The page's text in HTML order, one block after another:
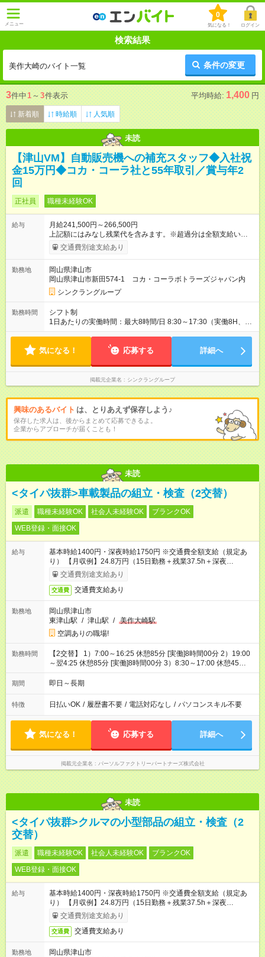
メニュー
0
気になる！ ログイン
検索結果
美作大崎のバイト一覧 条件の変更
3件中1 ～ 3件表示 平均時給: 1,400 円
新着順 時給順 人気順
未読
【津山VM】自動販売機への補充スタッフ◆入社祝
金15万円◆コカ・コーラ社と55年取引／賞与年2
回
正社員 職種未経験OK
給与
月給241,500円～266,500円
上記額にはみなし残業代を含みます。※超過分は全額支給いたし
ます。 みなし残業代 40,000円／月 みなし残業時間 30.5時間／
採用時と同じです。 給与：月給 221,500円 ～ 221,500円 上記額
にはみなし残業代を含みます。※超過分は全額支給いたします。
みなし残業代 40,000円／月 みなし残業時間 30.5時間／月 研修
期間1～3カ月(習熟度による)
交通費別途支給あり
勤務地
岡山県津山市
岡山県津山市新田574-1 コカ・コーラボトラーズジャパン内
シンクラングループ
勤務時間
シフト制
1日あたりの実働時間：最大8時間/日 8:30～17:30（実働8H、休
憩1H） ※ルートにより変動、残業有
気になる！ 応募する 詳細へ
掲載元企業名 シンクラングループ
興味のあるバイト は、とりあえず保存しよう♪
保存した求人は、後からまとめて応募できるよ。
企業からアプローチが届くことも！
未読
<タイパ抜群>車載製品の組立・検査（2交替）
派遣 職種未経験OK 社会人未経験OK
ブランクOK
WEB登録・面接OK
給与
基本時給1400円・深夜時給1750円 ※交通費全額支給（規定あ
り） 【月収例】24.8万円（15日勤務＋残業37.5h＋深夜
41.44h）
交通費別途支給あり
交通費 交通費支給あり
勤務地
岡山県津山市
東津山駅 / 津山駅 / 美作大崎駅
空調ありの職場!
勤務時間
【2交替】 1）7:00～16:25 休憩85分 [実働]8時間00分 2）19:00
～翌4:25 休憩85分 [実働]8時間00分 3）8:30～17:00 休憩45
分 [実働]7時間45分
期間 即日～長期
特徴 日払いOK / 履歴書不要 / 電話対応なし / パソコンスキル不要
気になる！ 応募する 詳細へ
掲載元企業名 パーソルファクトリーパートナーズ株式会社
未読
<タイパ抜群>クルマの小型部品の組立・検査（2
交替）
派遣 職種未経験OK 社会人未経験OK
ブランクOK
WEB登録・面接OK
給与
基本時給1400円・深夜時給1750円 ※交通費全額支給（規定あ
り） 【月収例】24.8万円（15日勤務＋残業37.5h＋深夜
41.44h）
交通費別途支給あり
交通費 交通費支給あり
勤務地
岡山県津山市